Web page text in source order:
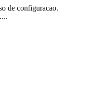
de configuracao.